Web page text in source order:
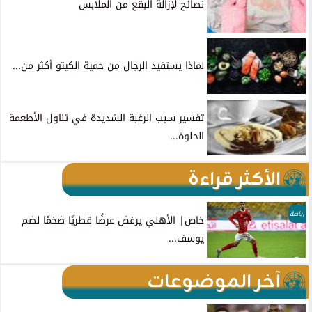
نصائح لإزالة البقع من الملابس
لماذا يستفيد الرجال من حمية الكيتو أكثر من...
تفسير سبب الرغبة الشديدة في تناول الأطعمة
الحلوة...
الأكثر قراءة
رياضة
خاص| الأهلي يرفض عرضًا قطريًا ضخمًا لضم
يوسف...
آخر الموضوعات